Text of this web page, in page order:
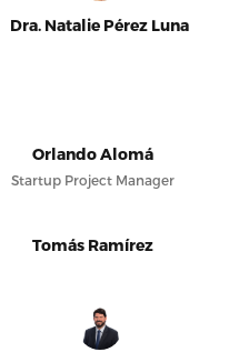
Dra. Natalie Pérez Luna
Orlando Alomá
Startup Project Manager
Tomás Ramírez